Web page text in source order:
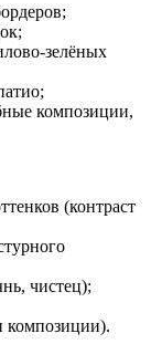
композиции,
(контраст
чистец);
композиции).